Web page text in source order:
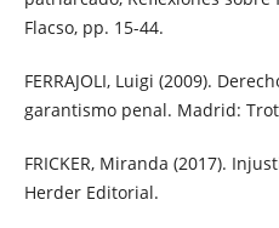
Flacso, pp. 15-44.
FERRAJOLI, Luigi (2009).
garantismo penal. Madrid:
FRICKER, Miranda (2017).
Herder Editorial.